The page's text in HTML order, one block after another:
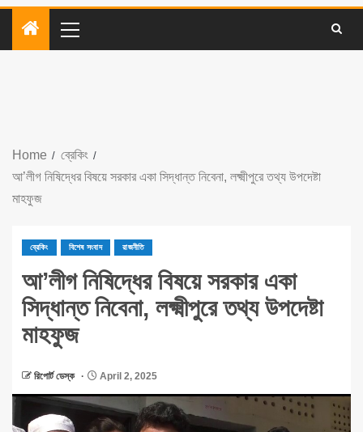
Home
ব্রেকিং
আ’লীগ নিষিদ্ধের বিষয়ে সরকার একা সিদ্ধান্ত নিবেনা, লক্ষ্মীপুরে তথ্য উপদেষ্টা
মাহফুজ
ব্রেকিং বিশেষ সংবাদ রাজনীতি
আ’লীগ নিষিদ্ধের বিষয়ে সরকার একা
সিদ্ধান্ত নিবেনা, লক্ষ্মীপুরে তথ্য উপদেষ্টা
মাহফুজ
রিপোর্ট ডেস্ক April 2, 2025